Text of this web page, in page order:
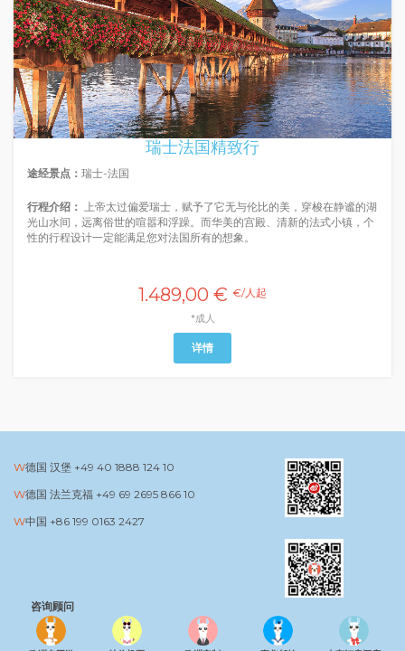
瑞士法国精致行
途经景点： 瑞士-法国
行程介绍： 上帝太过偏爱瑞士，赋予了它无与伦比的美，穿梭在静谧的湖
光山水间，远离俗世的喧嚣和浮躁。而华美的宫殿、清新的法式小镇，个
性的行程设计一定能满足您对法国所有的想象。
1.489,00 € €/人起
*成人
详情
德国 汉堡 +49 40 1888 124 10
德国 法兰克福 +49 69 2695 866 10
中国 +86 199 0163 2427
咨询顾问